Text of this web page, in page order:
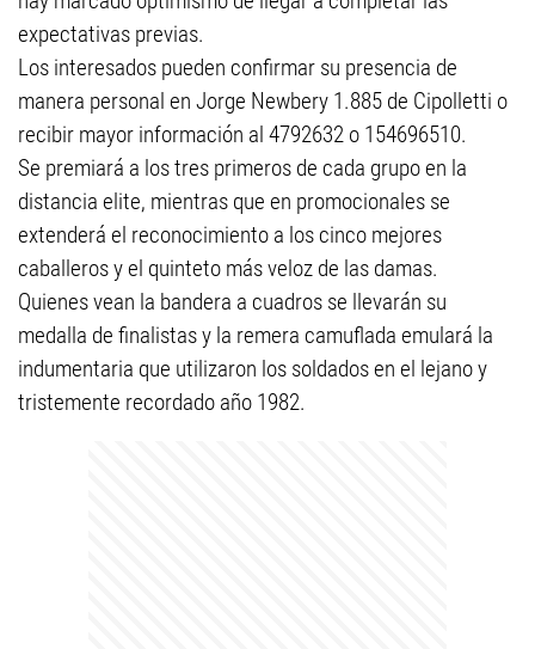
expectativas previas.
Los interesados pueden confirmar su presencia de
manera personal en Jorge Newbery 1.885 de Cipolletti o
recibir mayor información al 4792632 o 154696510.
Se premiará a los tres primeros de cada grupo en la
distancia elite, mientras que en promocionales se
extenderá el reconocimiento a los cinco mejores
caballeros y el quinteto más veloz de las damas.
Quienes vean la bandera a cuadros se llevarán su
medalla de finalistas y la remera camuflada emulará la
indumentaria que utilizaron los soldados en el lejano y
tristemente recordado año 1982.